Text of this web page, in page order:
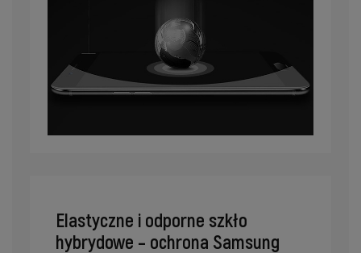
Elastyczne i odporne szkło
hybrydowe – ochrona Samsung